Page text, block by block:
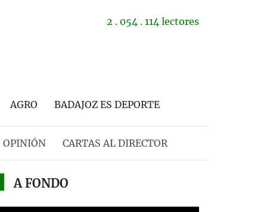
2 . 054 . 114 lectores
AGRO BADAJOZ ES DEPORTE
OPINIÓN CARTAS AL DIRECTOR
A FONDO